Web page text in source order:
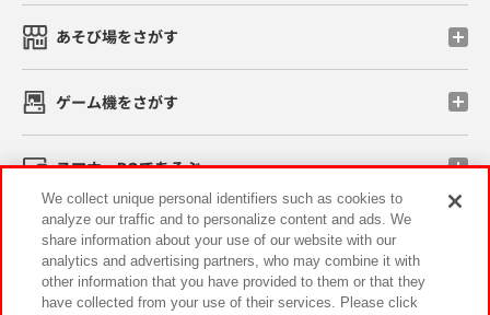
あそび場をさがす
ゲーム機をさがす
スマホ・PCであそぶ
イベント・キャンペーン
We collect unique personal identifiers such as cookies to
analyze our traffic and to personalize content and ads. We
share information about your use of our website with our
analytics and advertising partners, who may combine it with
other information that you have provided to them or that they
have collected from your use of their services. Please click